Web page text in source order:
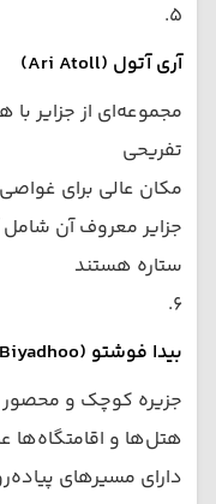
۵.
آری آتول (Ari Atoll)
مجموعه‌ای از جزایر
تفریحی
مکان عالی برای
جزایر معروف آن
ستاره هستند
۶.
بیدا فوشتو (Biyadhoo)
جزیره کوچک و
هتل‌ها و اقامتگاه‌ها
دارای مسیرهای